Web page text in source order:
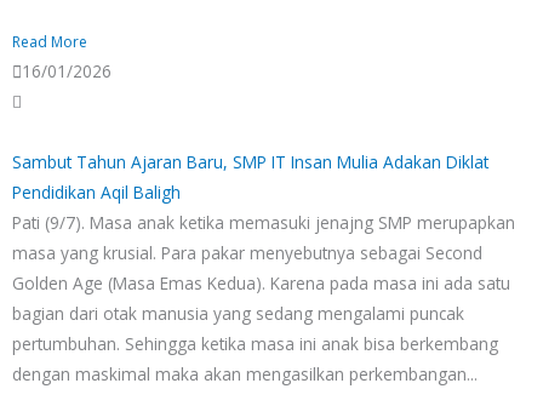
Read More
16/01/2026
Sambut Tahun Ajaran Baru, SMP IT Insan Mulia Adakan Diklat
Pendidikan Aqil Baligh
Pati (9/7). Masa anak ketika memasuki jenajng SMP merupapkan
masa yang krusial. Para pakar menyebutnya sebagai Second
Golden Age (Masa Emas Kedua). Karena pada masa ini ada satu
bagian dari otak manusia yang sedang mengalami puncak
pertumbuhan. Sehingga ketika masa ini anak bisa berkembang
dengan maskimal maka akan mengasilkan perkembangan...